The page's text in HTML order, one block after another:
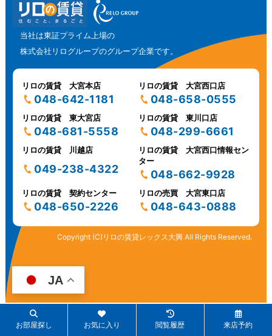
当社は東証プライム上場の
株式会社リログループのグループ企業です。
リロの賃貸 大宮本店
048-642-1181
リロの賃貸 大宮西口店
048-658-0555
リロの賃貸 東大宮店
048-681-5558
リロの賃貸 東川口店
048-299-6661
リロの賃貸 川越店
049-238-4322
リロの賃貸 大宮西口情報セン
ター
048-662-9928
リロの賃貸 契約センター
048-650-2226
リロの売買 大宮東口店
048-643-0888
Copyright (C)リロの賃貸レックス大興 All Rights Reserved.
お部屋探し お気に入り 閲覧履歴 来店予約
JA